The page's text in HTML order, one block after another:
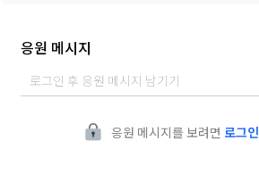
응원 메시지
응원 메시지를 보려면 로그인